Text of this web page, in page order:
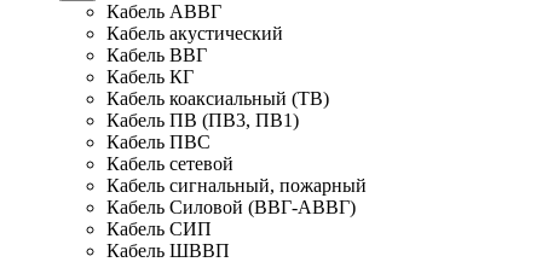
Кабель АВВГ
Кабель акустический
Кабель ВВГ
Кабель КГ
Кабель коаксиальный (ТВ)
Кабель ПВ (ПВ3, ПВ1)
Кабель ПВС
Кабель сетевой
Кабель сигнальный, пожарный
Кабель Силовой (ВВГ-АВВГ)
Кабель СИП
Кабель ШВВП